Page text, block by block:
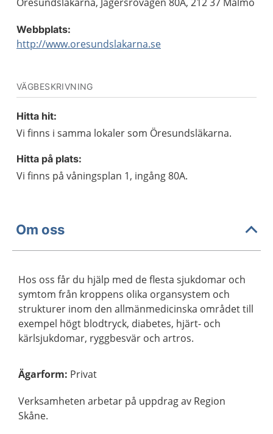
Webbplats:
http://www.oresundslakarna.se
VÄGBESKRIVNING
Hitta hit:
Vi finns i samma lokaler som Öresundsläkarna.
Hitta på plats:
Vi finns på våningsplan 1, ingång 80A.
Om oss
Hos oss får du hjälp med de flesta sjukdomar och
symtom från kroppens olika organsystem och
strukturer inom den allmänmedicinska området till
exempel högt blodtryck, diabetes, hjärt- och
kärlsjukdomar, ryggbesvär och artros.
Ägarform: Privat
Verksamheten arbetar på uppdrag av Region
Skåne.